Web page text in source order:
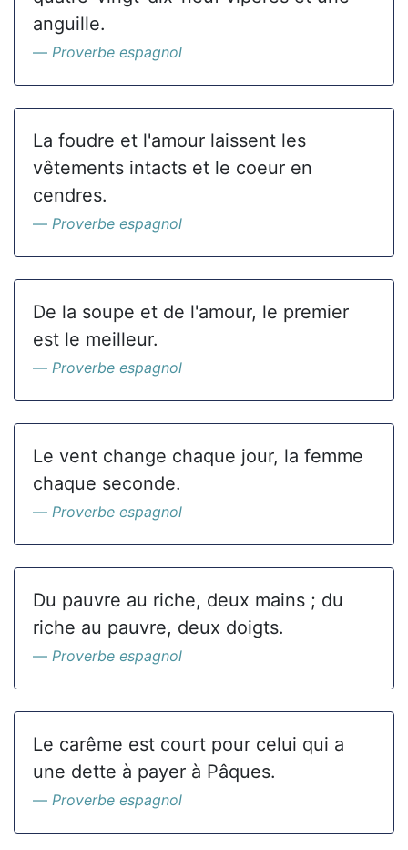
anguille.
Proverbe espagnol
La foudre et l'amour laissent les
vêtements intacts et le coeur en
cendres.
Proverbe espagnol
De la soupe et de l'amour, le premier
est le meilleur.
Proverbe espagnol
Le vent change chaque jour, la femme
chaque seconde.
Proverbe espagnol
Du pauvre au riche, deux mains ; du
riche au pauvre, deux doigts.
Proverbe espagnol
Le carême est court pour celui qui a
une dette à payer à Pâques.
Proverbe espagnol